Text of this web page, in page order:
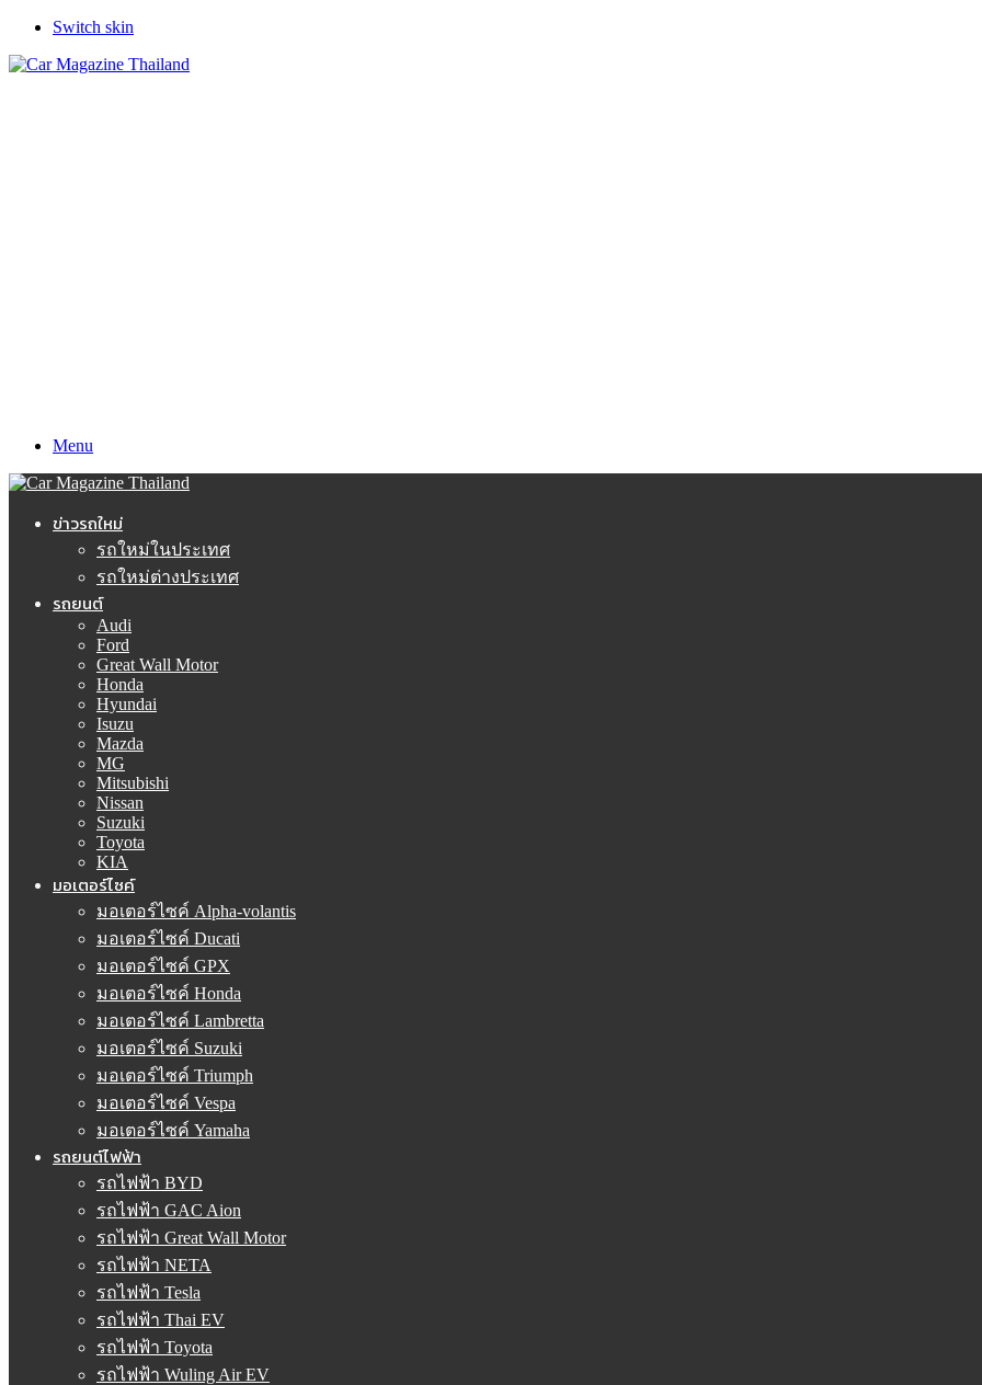
Switch skin
Menu
ข่าวรถใหม่
รถใหม่ในประเทศ
รถใหม่ต่างประเทศ
รถยนต์
Audi
Ford
Great Wall Motor
Honda
Hyundai
Isuzu
Mazda
MG
Mitsubishi
Nissan
Suzuki
Toyota
KIA
มอเตอร์ไซค์
มอเตอร์ไซค์ Alpha-volantis
มอเตอร์ไซค์ Ducati
มอเตอร์ไซค์ GPX
มอเตอร์ไซค์ Honda
มอเตอร์ไซค์ Lambretta
มอเตอร์ไซค์ Suzuki
มอเตอร์ไซค์ Triumph
มอเตอร์ไซค์ Vespa
มอเตอร์ไซค์ Yamaha
รถยนต์ไฟฟ้า
รถไฟฟ้า BYD
รถไฟฟ้า GAC Aion
รถไฟฟ้า Great Wall Motor
รถไฟฟ้า NETA
รถไฟฟ้า Tesla
รถไฟฟ้า Thai EV
รถไฟฟ้า Toyota
รถไฟฟ้า Wuling Air EV